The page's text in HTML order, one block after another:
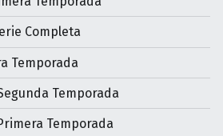
Completa
Temporada
Temporada
Temporada